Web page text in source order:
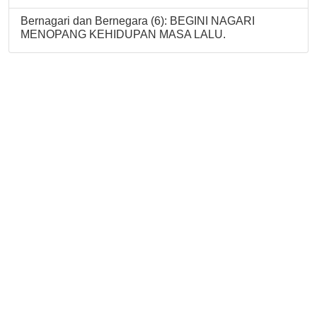
Bernagari dan Bernegara (6): BEGINI NAGARI
MENOPANG KEHIDUPAN MASA LALU.